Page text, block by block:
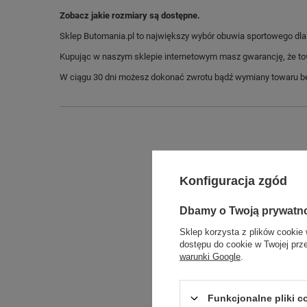
Zobacz jakie rozmiary są dostępne.
Sklep Butomania.pl to największy wybór obuwia sportowego
Kupując w naszym sklepie internetowym masz gwarancję, że
W ciągu 30 dni możesz dokonać zwrotu bądź wymiany towaru
Konfiguracja zgód
Dbamy o Twoją
Sklep korzysta z plików cookie
dostępu do cookie w Twojej
warunki Google
Funkcjonalne pliki